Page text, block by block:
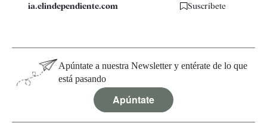
ia.elindependiente.com Suscríbete
Apúntate a nuestra Newsletter y entérate de lo que
está pasando
Apúntate